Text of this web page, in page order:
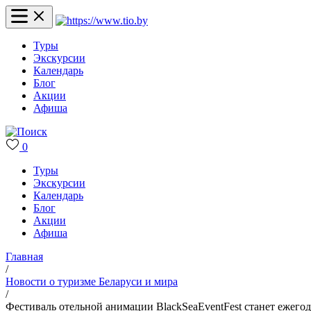
Туры
Экскурсии
Календарь
Блог
Акции
Афиша
0
Туры
Экскурсии
Календарь
Блог
Акции
Афиша
Главная
/
Новости о туризме Беларуси и мира
/
Фестиваль отельной анимации BlackSeaEventFest станет